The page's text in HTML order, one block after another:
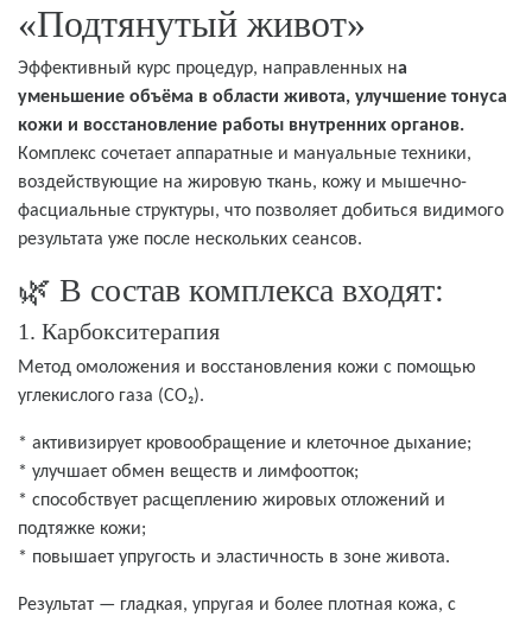
«Подтянутый живот»
Эффективный курс процедур, направленных на
уменьшение объёма в области живота, улучшение тонуса
кожи и восстановление работы внутренних органов.
Комплекс сочетает аппаратные и мануальные техники,
воздействующие на жировую ткань, кожу и мышечно-
фасциальные структуры, что позволяет добиться видимого
результата уже после нескольких сеансов.
🌿 В состав комплекса входят:
1. Карбокситерапия
Метод омоложения и восстановления кожи с помощью
углекислого газа (CO₂).
* активизирует кровообращение и клеточное дыхание;
* улучшает обмен веществ и лимфоотток;
* способствует расщеплению жировых отложений и
подтяжке кожи;
* повышает упругость и эластичность в зоне живота.
Результат — гладкая, упругая и более плотная кожа, с